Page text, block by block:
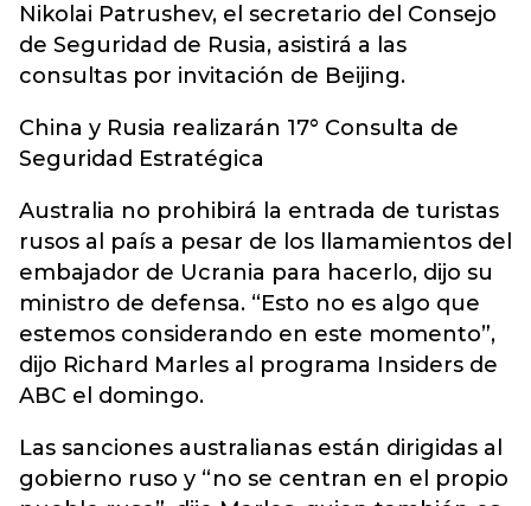
Nikolai Patrushev, el secretario del Consejo
de Seguridad de Rusia, asistirá a las
consultas por invitación de Beijing.
China y Rusia realizarán 17° Consulta de
Seguridad Estratégica
Australia no prohibirá la entrada de turistas
rusos al país a pesar de los llamamientos del
embajador de Ucrania para hacerlo, dijo su
ministro de defensa. “Esto no es algo que
estemos considerando en este momento”,
dijo Richard Marles al programa Insiders de
ABC el domingo.
Las sanciones australianas están dirigidas al
gobierno ruso y “no se centran en el propio